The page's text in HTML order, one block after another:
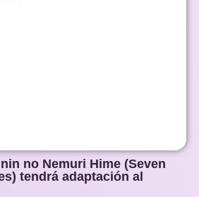
no Nemuri Hime (Seven
tendrá adaptación al